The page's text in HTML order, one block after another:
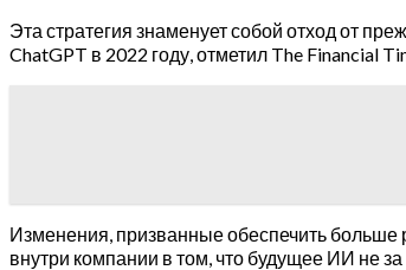
Эта стратегия знаменует собой отход от
ChatGPT в 2022 году, отметил The Financial
Изменения, призванные обеспечить
внутри компании в том, что будущее ИИ не